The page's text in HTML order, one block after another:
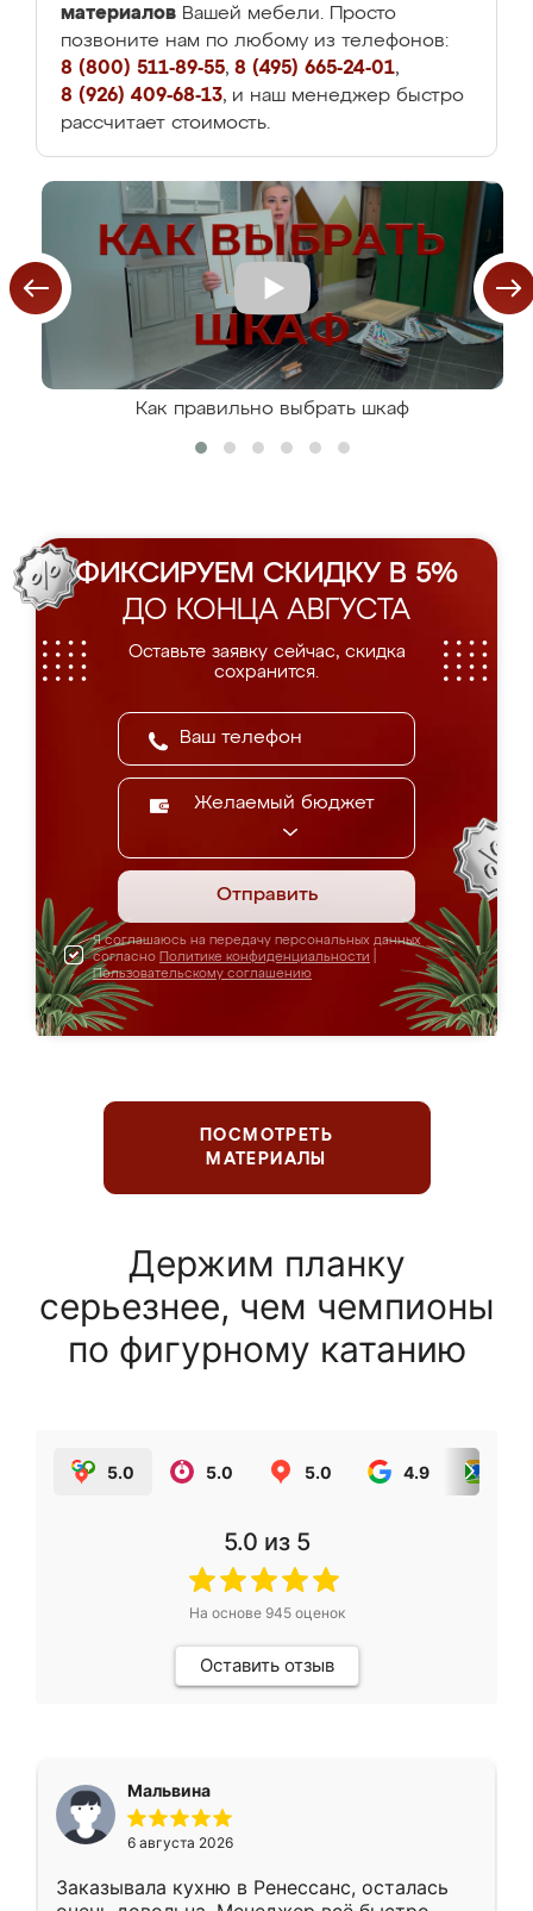
материалов Вашей мебели. Просто
позвоните нам по любому из телефонов:
8 (800) 511-89-55, 8 (495) 665-24-01,
8 (926) 409-68-13, и наш менеджер быстро
рассчитает стоимость.
Как правильно выбрать шкаф
ФИКСИРУЕМ СКИДКУ В 5%
ДО КОНЦА АВГУСТА
Оставьте заявку сейчас, скидка
сохранится.
Желаемый бюджет
Отправить
Я соглашаюсь на передачу персональных данных
согласно Политике конфиденциальности
Пользовательскому соглашению
ПОСМОТРЕТЬ
МАТЕРИАЛЫ
Держим планку
серьезнее, чем чемпионы
по фигурному катанию
5.0 5.0 5.0 4.9
5.0 из 5
На основе 945оценок
Оставить отзыв
Мальвина
6 августа 2026
Заказывала кухню в Ренессанс, осталась